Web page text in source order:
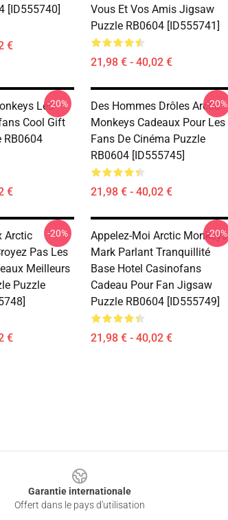
[ID555740]
€
Vous Et Vos Amis Jigsaw
Puzzle RB0604 [ID555741]
21,98 € - 40,02 €
Les
Cool Gift
RB0604
€
-20%
Des Hommes Drôles Arctic
Monkeys Cadeaux Pour Les
Fans De Cinéma Puzzle
RB0604 [ID555745]
21,98 € - 40,02 €
-20%
Arctic
Pas Les
Meilleurs
Puzzle
€
-20%
Appelez-Moi Arctic Monkeys
Mark Parlant Tranquillité
Base Hotel Casinofans
Cadeau Pour Fan Jigsaw
Puzzle RB0604 [ID555749]
21,98 € - 40,02 €
-20%
Garantie internationale
Offert dans le pays d'utilisation